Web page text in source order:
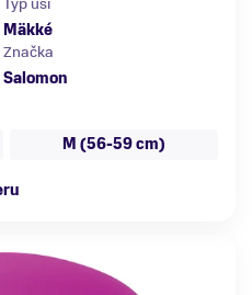
Mäkké
Značka
Salomon
M (56-59 cm)